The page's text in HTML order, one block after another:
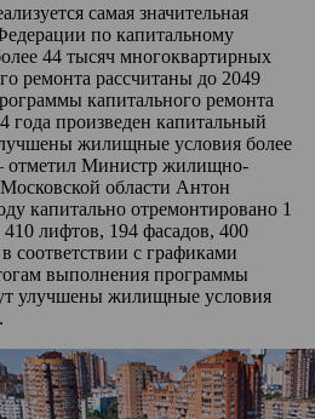
самая значительная
по капитальному
44 тысяч многоквартирных
ремонта рассчитаны до 2049
капитального ремонта
года произведен капитальный
жилищные условия более
отметил Министр жилищно-
области Антон
капитально отремонтировано 1
лифтов, 194 фасадов, 400
соответствии с графиками
выполнения программы
улучшены жилищные условия